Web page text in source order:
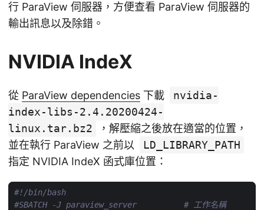
行 ParaView 伺服器，方便查看 ParaView 伺服器的
輸出訊息以及除錯。
NVIDIA IndeX
從 ParaView dependencies 下載
nvidia-
index-libs-2.4.20200424-
linux.tar.bz2
，解壓縮之後放在適當的位置，
並在執行 ParaView 之前以
LD_LIBRARY_PATH
指定 NVIDIA IndeX 函式庫位置：
#SBATCH -J paraview_server          # 工作名稱